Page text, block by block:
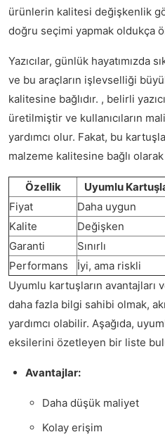
ürünlerin kalitesi değişkenlik
doğru seçimi yapmak oldukça
Yazıcılar, günlük hayatımızda
ve bu araçların işlevselliği
kalitesine bağlıdır. , belirli
üretilmiştir ve kullanıcıların
yardımcı olur. Fakat, bu
malzeme kalitesine bağlı
Özellik Uyumlu
Fiyat
Daha uygun
Kalite
Değişken
Garanti
Sınırlı
Performans
İyi, ama riskli
Uyumlu kartuşların avantajları
daha fazla bilgi sahibi olmak,
yardımcı olabilir. Aşağıda,
eksilerini özetleyen bir liste
Avantajlar:
Daha düşük maliyet
Kolay erişim